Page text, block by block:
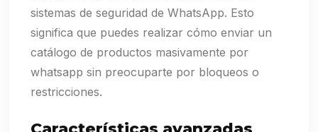
sistemas de seguridad de WhatsApp. Esto
significa que puedes realizar cómo enviar un
catálogo de productos masivamente por
whatsapp sin preocuparte por bloqueos o
restricciones.